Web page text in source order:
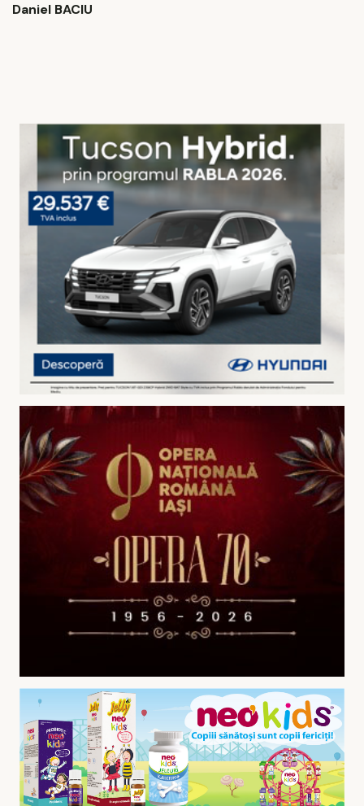
Daniel BACIU